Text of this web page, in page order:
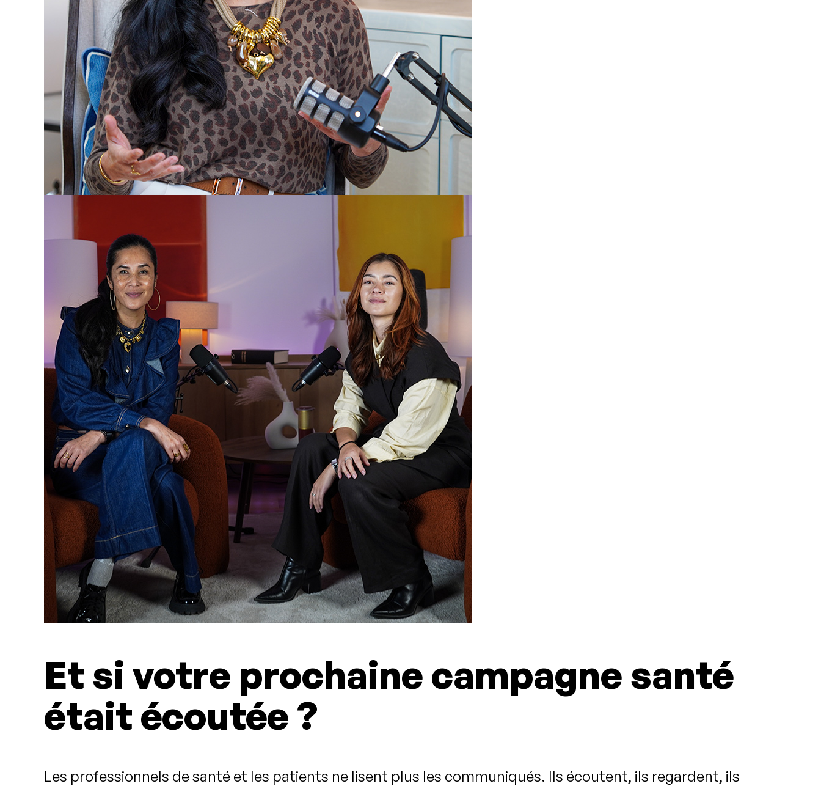
Et si votre prochaine campagne santé
était écoutée ?
Les professionnels de santé et les patients ne lisent plus les communiqués. Ils écoutent, ils regardent, ils